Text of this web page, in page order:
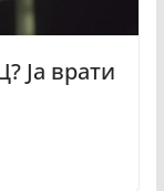
Ја врати